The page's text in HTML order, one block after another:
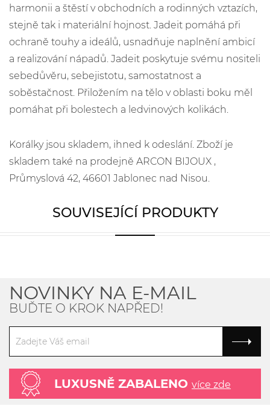
harmonii a štěstí v obchodních a rodinných vztazích,
stejně tak i materiální hojnost. Jadeit pomáhá při
ochraně touhy a ideálů, usnadňuje naplnění ambicí
a realizování nápadů. Jadeit poskytuje svému nositeli
sebedůvěru, sebejistotu, samostatnost a
soběstačnost. Přiložením na tělo v oblasti boku měl
pomáhat při bolestech a ledvinových kolikách.
Korálky jsou skladem, ihned k odeslání. Zboží je
skladem také na prodejně ARCON BIJOUX ,
Průmyslová 42, 46601 Jablonec nad Nisou.
SOUVISEJÍCÍ PRODUKTY
NOVINKY NA E-MAIL
BUĎTE O KROK NAPŘED!
LUXUSNĚ ZABALENO více zde